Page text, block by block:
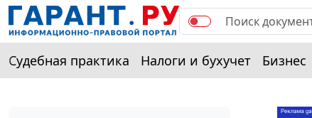
Судебная практика Налоги и бухучет Бизнес